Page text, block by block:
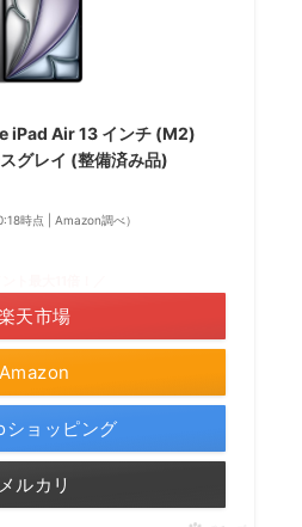
iPad Air 13 インチ (M2)
グレイ (整備済み品)
時点 | Amazon調べ）
Amazon
天市場
ショッピング
メルカリ